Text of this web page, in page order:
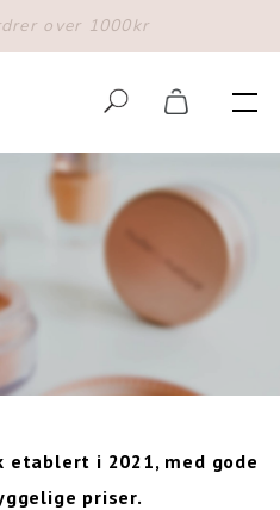
i 2021, med gode
priser.
over 1000kr